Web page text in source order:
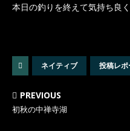
本日の釣りを終えて気持ち良
ネイティブ 投稿レポ
PREVIOUS
初秋の中禅寺湖